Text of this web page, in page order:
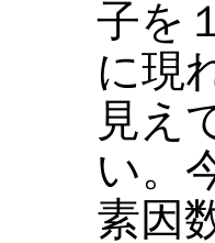
子を
に現
見え
い。
素因